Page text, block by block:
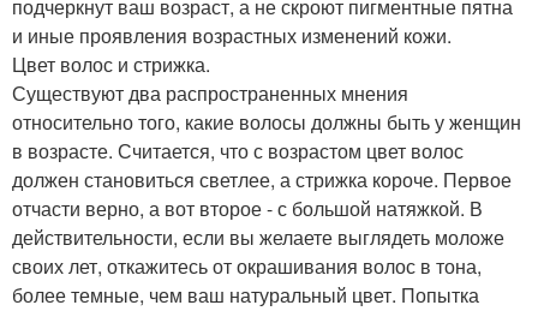
подчеркнут ваш возраст, а не скроют пигментные пятна
и иные проявления возрастных изменений кожи.
Цвет волос и стрижка.
Существуют два распространенных мнения
относительно того, какие волосы должны быть у женщин
в возрасте. Считается, что с возрастом цвет волос
должен становиться светлее, а стрижка короче. Первое
отчасти верно, а вот второе - с большой натяжкой. В
действительности, если вы желаете выглядеть моложе
своих лет, откажитесь от окрашивания волос в тона,
более темные, чем ваш натуральный цвет. Попытка